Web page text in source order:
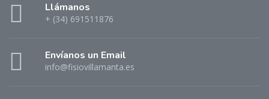
Llámanos
+ (34) 691511876
Envíanos un Email
info@fisiovillamanta.es